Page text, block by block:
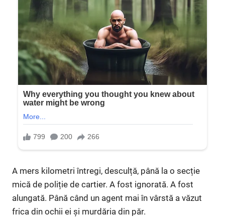
A mers kilometri întregi, desculță, până la o secție
mică de poliție de cartier. A fost ignorată. A fost
alungată. Până când un agent mai în vârstă a văzut
frica din ochii ei și murdăria din păr.